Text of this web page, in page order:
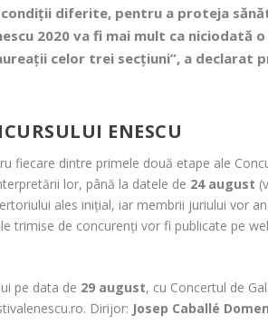
diferite, pentru a proteja
2020 va fi mai mult ca niciodată o
celor trei secțiuni”, a declarat
ENESCU
fiecare dintre primele două etape ale
lor, până la datele de 24 august
ales inițial, iar membrii juriului vor
trimise de concurenți vor fi publicate pe
pe data de 29 august, cu Concertul de
Dirijor: Josep Caballé